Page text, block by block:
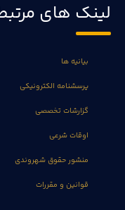
لینک های
بیانیه ها
پرسشنامه الکترونیکی
گزارشات تخصصی
اوقات شرعی
منشور حقوق شهروندی
قوانین و مقررات